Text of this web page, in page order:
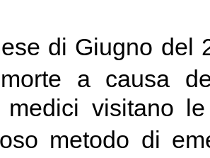
di Giugno del
morte a causa
visitano
metodo di